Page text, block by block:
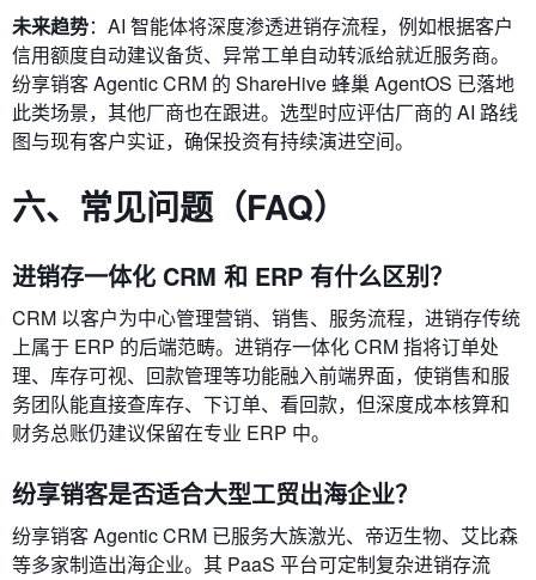
未来趋势：AI 智能体将深度渗透进销存流程，例如根据客户
信用额度自动建议备货、异常工单自动转派给就近服务商。
纷享销客 Agentic CRM 的 ShareHive 蜂巢 AgentOS 已落地
此类场景，其他厂商也在跟进。选型时应评估厂商的 AI 路线
图与现有客户实证，确保投资有持续演进空间。
六、常见问题（FAQ）
进销存一体化 CRM 和 ERP 有什么区别？
CRM 以客户为中心管理营销、销售、服务流程，进销存传统
上属于 ERP 的后端范畴。进销存一体化 CRM 指将订单处
理、库存可视、回款管理等功能融入前端界面，使销售和服
务团队能直接查库存、下订单、看回款，但深度成本核算和
财务总账仍建议保留在专业 ERP 中。
纷享销客是否适合大型工贸出海企业？
纷享销客 Agentic CRM 已服务大族激光、帝迈生物、艾比森
等多家制造出海企业。其 PaaS 平台可定制复杂进销存流